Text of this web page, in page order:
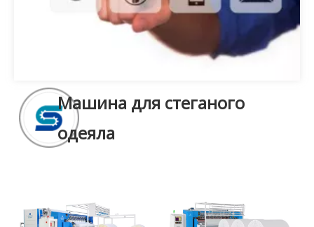
Машина для стеганого
одеяла